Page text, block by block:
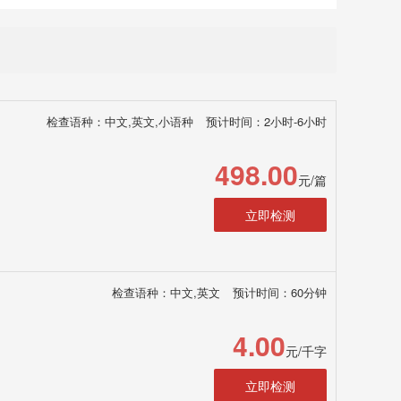
检查语种：中文,英文,小语种 预计时间：2小时-6小时
498.00元/篇
立即检测
检查语种：中文,英文 预计时间：60分钟
4.00元/千字
立即检测